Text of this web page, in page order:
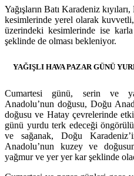
Yağışların Batı Karadeniz
kesimlerinde yerel olarak
üzerindeki kesimlerinde ise
şeklinde de olması bekleniyor.
YAĞIŞLI HAVA PAZAR GÜNÜ
Cumartesi günü, serin ve
Anadolu’nun doğusu, Doğu
doğusu ve Hatay çevrelerinde
günü yurdu terk edeceği
ve sağanak, Doğu
Anadolu’nun kuzey ve
yağmur ve yer yer kar şeklinde